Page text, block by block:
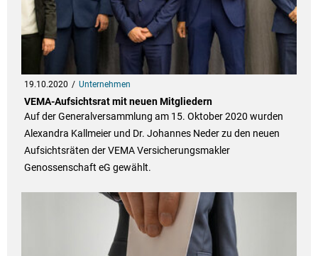
19.10.2020 Unternehmen
VEMA-Aufsichtsrat mit neuen Mitgliedern
Auf der Generalversammlung am 15. Oktober 2020 wurden
Alexandra Kallmeier und Dr. Johannes Neder zu den neuen
Aufsichtsräten der VEMA Versicherungsmakler
Genossenschaft eG gewählt.